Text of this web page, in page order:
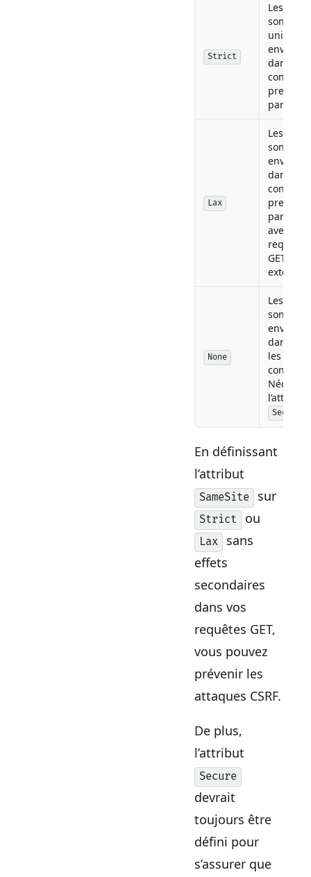
Strict
Les
sont
envoyés
dans un
contexte
première
partie.
Lax
Les
sont
envoyés
dans un
contexte
première
partie et
avec des
requêtes
GET de
externes.
None
Les
sont
envoyés
dans
les
l’attribut
Secure
En définissant
l’attribut
SameSite sur
Strict ou
Lax
sans
effets
secondaires
dans vos
requêtes GET,
vous pouvez
prévenir les
attaques CSRF.
De plus,
l’attribut
Secure
devrait
toujours être
défini pour
s’assurer que